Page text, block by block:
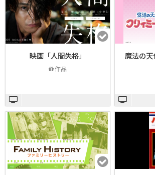
映画「人間失格」
作品
魔法の